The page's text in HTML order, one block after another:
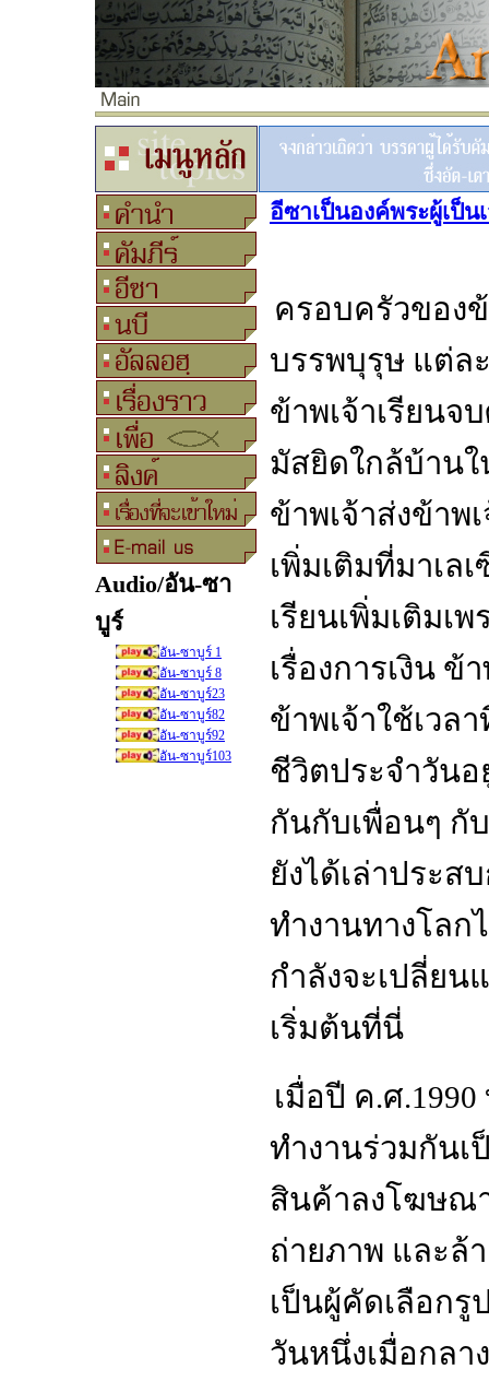
Audio/อัน-ซา
บูร์
อัน-ซาบูร์ 1
อัน-ซาบูร์ 8
อัน-ซาบูร์23
อัน-ซาบูร์82
อัน-ซาบูร์92
อัน-ซาบูร์103
อีซาเป็นองค์พระผู้เป็น
ครอบครัวของ
บรรพบุรุษ แต่ล
ข้าพเจ้าเรียน
มัสยิดใกล้บ้านใ
ข้าพเจ้าส่งข้าพ
เพิ่มเติมที่มาเล
เรียนเพิ่มเติมเ
เรื่องการเงิน ข้
ข้าพเจ้าใช้เวล
ชีวิตประจำวัน
กันกับเพื่อนๆ กั
ยังได้เล่าประ
ทำงานทางโลก
กำลังจะเปลี่ยน
เริ่มต้นที่นี่
เมื่อปี ค.ศ.1990
ทำงานร่วมกันเ
สินค้าลงโฆษณ
ถ่ายภาพ และล้
เป็นผู้คัดเลือก
วันหนึ่งเมื่อกลา